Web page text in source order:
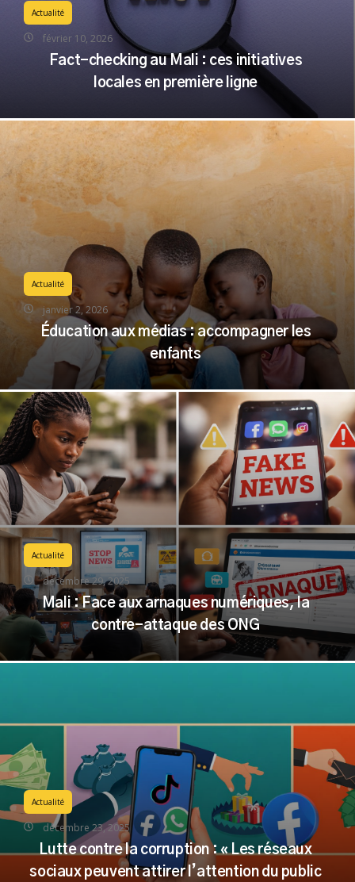
Actualité
février 10, 2026
Fact-checking au Mali : ces initiatives
locales en première ligne
Actualité
janvier 2, 2026
Éducation aux médias : accompagner les
enfants
Actualité
décembre 29, 2025
Mali : Face aux arnaques numériques, la
contre-attaque des ONG
Actualité
décembre 23, 2025
Lutte contre la corruption : « Les réseaux
sociaux peuvent attirer l’attention du public